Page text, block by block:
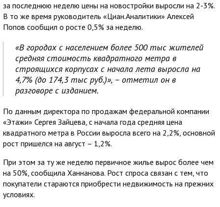
за последнюю неделю цены на новостройки выросли на 2-3%.
В то же время руководитель «Циан.Аналитики» Алексей
Попов сообщил о росте 0,5% за неделю.
«В городах с населением более 500 тыс жителей
средняя стоимость квадратного метра в
строящихся корпусах с начала лета выросла на
4,7% (до 174,3 тыс руб.)», – отметил он в
разговоре с изданием.
По данным директора по продажам федеральной компании
«Этажи» Сергея Зайцева, с начала года средняя цена
квадратного метра в России выросла всего на 2,2%, основной
рост пришелся на август – 1,2%.
При этом за ту же неделю первичное жилье вырос более чем
на 50%, сообщила Ханнанова. Рост спроса связан с тем, что
покупатели стараются приобрести недвижимость на прежних
условиях.